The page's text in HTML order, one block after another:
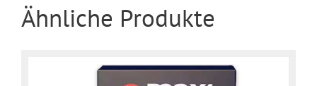
Ähnliche Produkte